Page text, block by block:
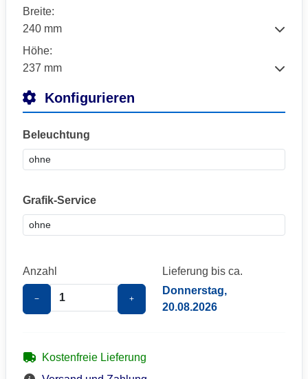
Breite:
Höhe:
Konfigurieren
Beleuchtung
Grafik-Service
Anzahl Lieferung bis ca.
− +
Donnerstag,
20.08.2026
Kostenfreie Lieferung